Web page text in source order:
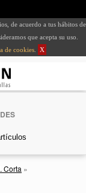
de acuerdo a tus hábitos de
que acepta su uso.
de cookies X
Corta »